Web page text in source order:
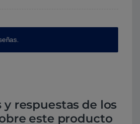
respuestas de los
este producto